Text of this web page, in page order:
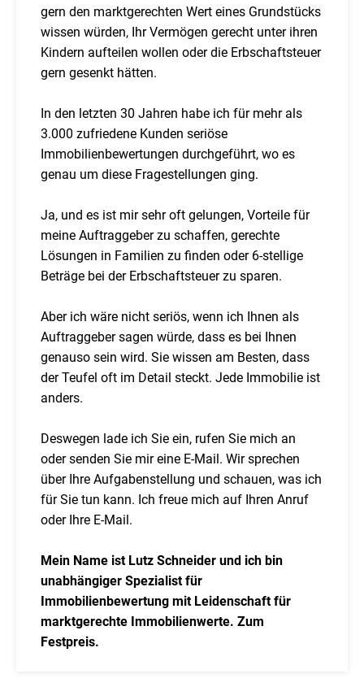
gern den marktgerechten Wert eines Grundstücks
wissen würden, Ihr Vermögen gerecht unter ihren
Kindern aufteilen wollen oder die Erbschaftsteuer
gern gesenkt hätten.
In den letzten 30 Jahren habe ich für mehr als
3.000 zufriedene Kunden seriöse
Immobilienbewertungen durchgeführt, wo es
genau um diese Fragestellungen ging.
Ja, und es ist mir sehr oft gelungen, Vorteile für
meine Auftraggeber zu schaffen, gerechte
Lösungen in Familien zu finden oder 6-stellige
Beträge bei der Erbschaftsteuer zu sparen.
Aber ich wäre nicht seriös, wenn ich Ihnen als
Auftraggeber sagen würde, dass es bei Ihnen
genauso sein wird. Sie wissen am Besten, dass
der Teufel oft im Detail steckt. Jede Immobilie ist
anders.
Deswegen lade ich Sie ein, rufen Sie mich an
oder senden Sie mir eine E-Mail. Wir sprechen
über Ihre Aufgabenstellung und schauen, was ich
für Sie tun kann. Ich freue mich auf Ihren Anruf
oder Ihre E-Mail.
Mein Name ist Lutz Schneider und ich bin
unabhängiger Spezialist für
Immobilienbewertung mit Leidenschaft für
marktgerechte Immobilienwerte. Zum
Festpreis.